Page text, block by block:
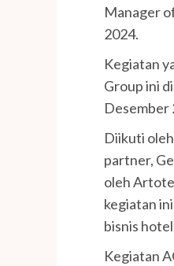
Manager
2024.
Kegiatan
Group ini
Desember
Diikuti
partner,
oleh
kegiatan
bisnis
Kegiatan